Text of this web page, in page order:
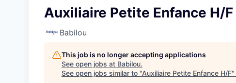
Auxiliaire Petite Enfance H/F
Babilou
This job is no longer accepting applications
See open jobs at Babilou.
See open jobs similar to "Auxiliaire Petite Enfance H/F"